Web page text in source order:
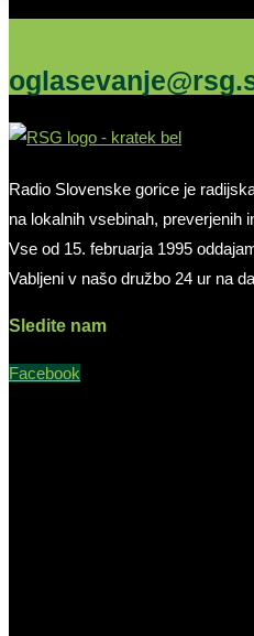
Radio Slovenske gorice je
na lokalnih vsebinah, preverjenih
Vse od 15. februarja 1995
Vabljeni v našo družbo 24 ur na
Sledite nam
Facebook